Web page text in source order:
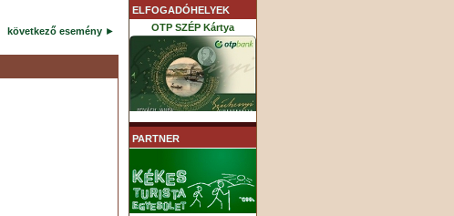
következő esemény ►
ELFOGADÓHELYEK
OTP SZÉP Kártya
K&H SZÉP Kártya
PARTNER